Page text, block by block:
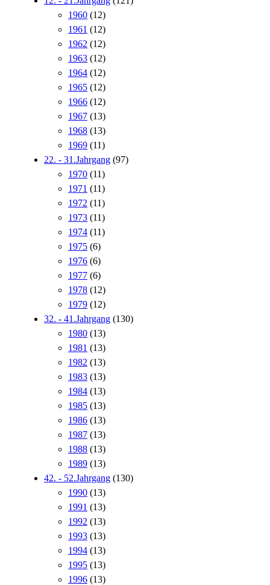
1960 (12)
1961 (12)
1962 (12)
1963 (12)
1964 (12)
1965 (12)
1966 (12)
1967 (13)
1968 (13)
1969 (11)
22. - 31.Jahrgang (97)
1970 (11)
1971 (11)
1972 (11)
1973 (11)
1974 (11)
1975 (6)
1976 (6)
1977 (6)
1978 (12)
1979 (12)
32. - 41.Jahrgang (130)
1980 (13)
1981 (13)
1982 (13)
1983 (13)
1984 (13)
1985 (13)
1986 (13)
1987 (13)
1988 (13)
1989 (13)
42. - 52.Jahrgang (130)
1990 (13)
1991 (13)
1992 (13)
1993 (13)
1994 (13)
1995 (13)
1996 (13)